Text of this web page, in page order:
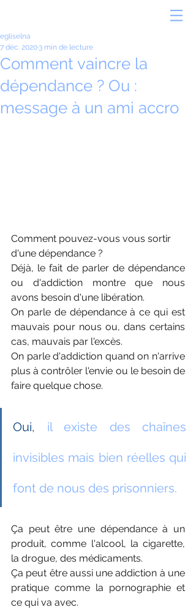
Comment vaincre la
dépendance ? Ou :
message à un ami accro
egliselna
7 déc. 2020 3 min de lecture
Comment pouvez-vous vous sortir
d'une dépendance ?
Déjà, le fait de parler de dépendance
ou d'addiction montre que nous
avons besoin d'une libération.
On parle de dépendance à ce qui est
mauvais pour nous ou, dans certains
cas, mauvais par l'excès.
On parle d'addiction quand on n'arrive
plus à contrôler l'envie ou le besoin de
faire quelque chose.
Oui, il existe des chaînes
invisibles mais bien réelles qui
font de nous des prisonniers.
Ça peut être une dépendance à un
produit, comme l'alcool, la cigarette,
la drogue, des médicaments.
Ça peut être aussi une addiction à une
pratique comme la pornographie et
ce qui va avec.